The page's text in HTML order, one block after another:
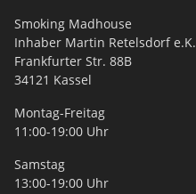
Smoking Madhouse
Inhaber Martin Retelsdorf e.K.
Frankfurter Str. 88B
34121 Kassel
Montag-Freitag
11:00-19:00 Uhr
Samstag
13:00-19:00 Uhr